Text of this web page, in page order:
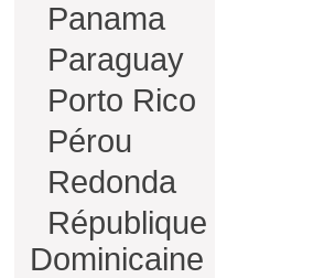
Panama
Paraguay
Porto Rico
Pérou
Redonda
République
Dominicaine